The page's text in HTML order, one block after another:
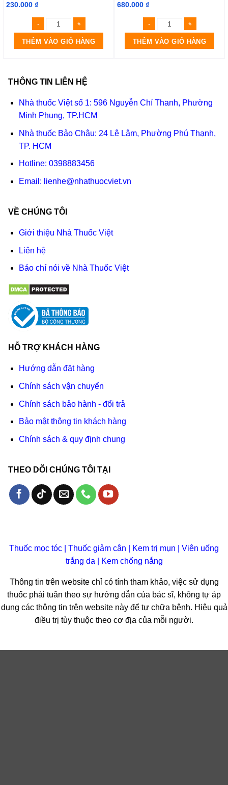
230.000 ₫
THÊM VÀO GIỎ HÀNG
680.000 ₫
THÊM VÀO GIỎ HÀNG
THÔNG TIN LIÊN HỆ
Nhà thuốc Việt số 1: 596 Nguyễn Chí Thanh, Phường
Minh Phụng, TP.HCM
Nhà thuốc Bảo Châu: 24 Lê Lâm, Phường Phú Thạnh,
TP. HCM
Hotline: 0398883456
Email: lienhe@nhathuocviet.vn
VỀ CHÚNG TÔI
Giới thiệu Nhà Thuốc Việt
Liên hệ
Báo chí nói về Nhà Thuốc Việt
HỖ TRỢ KHÁCH HÀNG
Hướng dẫn đặt hàng
Chính sách vận chuyển
Chính sách bảo hành - đổi trả
Bảo mật thông tin khách hàng
Chính sách & quy định chung
THEO DÕI CHÚNG TÔI TẠI
Thuốc mọc tóc Thuốc giảm cân Kem trị mụn
Viên uống
trắng da
Kem chống nắng
Thông tin trên website chỉ có tính tham khảo, việc sử dụng
thuốc phải tuân theo sự hướng dẫn của bác sĩ, không tự áp
dụng các thông tin trên website này để tự chữa bệnh. Hiệu quả
điều trị tùy thuộc theo cơ địa của mỗi người.